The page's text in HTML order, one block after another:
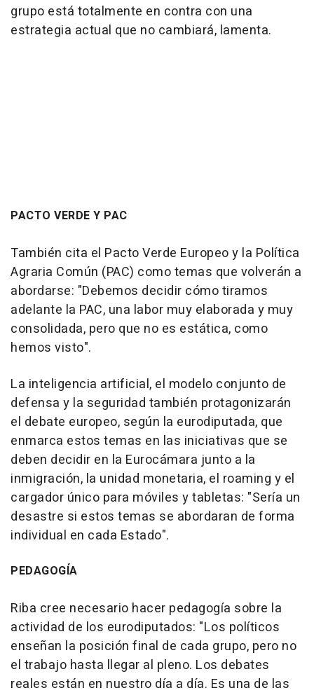
grupo está totalmente en contra con una
estrategia actual que no cambiará, lamenta.
PACTO VERDE Y PAC
También cita el Pacto Verde Europeo y la Política
Agraria Común (PAC) como temas que volverán a
abordarse: "Debemos decidir cómo tiramos
adelante la PAC, una labor muy elaborada y muy
consolidada, pero que no es estática, como
hemos visto".
La inteligencia artificial, el modelo conjunto de
defensa y la seguridad también protagonizarán
el debate europeo, según la eurodiputada, que
enmarca estos temas en las iniciativas que se
deben decidir en la Eurocámara junto a la
inmigración, la unidad monetaria, el roaming y el
cargador único para móviles y tabletas: "Sería un
desastre si estos temas se abordaran de forma
individual en cada Estado".
PEDAGOGÍA
Riba cree necesario hacer pedagogía sobre la
actividad de los eurodiputados: "Los políticos
enseñan la posición final de cada grupo, pero no
el trabajo hasta llegar al pleno. Los debates
reales están en nuestro día a día. Es una de las